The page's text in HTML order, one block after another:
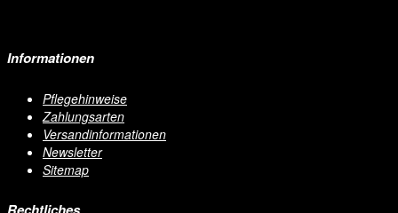
Informationen
Pflegehinweise
Zahlungsarten
Versandinformationen
Newsletter
Sitemap